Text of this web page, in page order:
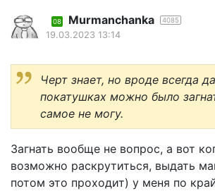
08 Murmanchanka 4085
19.03.2023 13:14
Черт знает, но вроде всегда
покатушках можно было
самое не могу.
Загнать вообще не вопрос, а вот
возможно раскрутиться, выдать
потом это проходит) у меня по